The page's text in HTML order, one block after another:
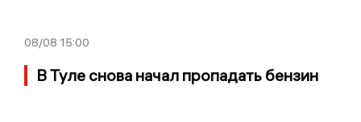
08/08 15:00
В Туле снова начал пропадать бензин